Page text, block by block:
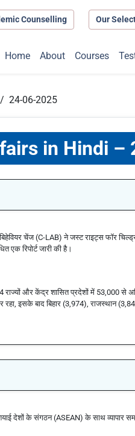
Counselling Our
Home About Courses
/ 24-06-2025
in Hindi –
चेंज (C-LAB) ने जस्ट राइट्स फॉर
एक रिपोर्ट जारी की है।
और केंद्र शासित प्रदेशों में 53,000 से
रहा, इसके बाद बिहार (3,974), राजस्थान
देशों के संगठन (ASEAN) के साथ व्यापार